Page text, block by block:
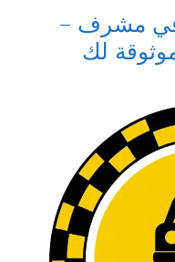
في مشرف –
لك